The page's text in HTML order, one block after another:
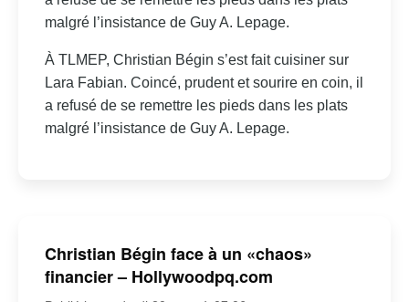
malgré l’insistance de Guy A. Lepage.
À TLMEP, Christian Bégin s’est fait cuisiner sur
Lara Fabian. Coincé, prudent et sourire en coin, il
a refusé de se remettre les pieds dans les plats
malgré l’insistance de Guy A. Lepage.
Christian Bégin face à un «chaos»
financier – Hollywoodpq.com